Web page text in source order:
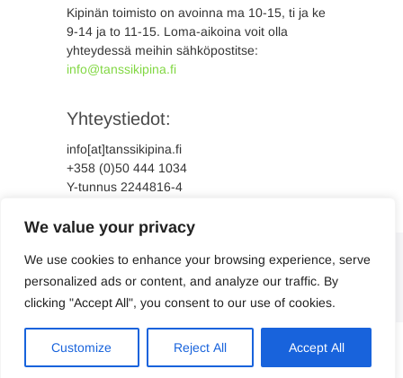
We value your privacy
We use cookies to enhance your browsing experience, serve
personalized ads or content, and analyze our traffic. By
clicking "Accept All", you consent to our use of cookies.
Customize Reject All Accept All
Kipinän toimisto on avoinna ma 10-15, ti ja ke
9-14 ja to 11-15. Loma-aikoina voit olla
yhteydessä meihin sähköpostitse:
info@tanssikipina.fi
Yhteystiedot:
info[at]tanssikipina.fi
+358 (0)50 444 1034
Y-tunnus 2244816-4
Suomi Svenska